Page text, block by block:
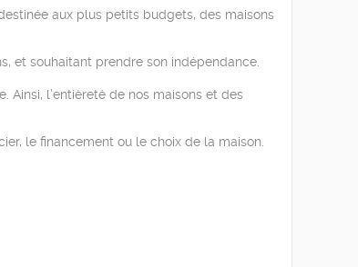
aux plus petits budgets, des maisons
et souhaitant prendre son indépendance.
Ainsi, l’entièreté de nos maisons et des
le financement ou le choix de la maison.